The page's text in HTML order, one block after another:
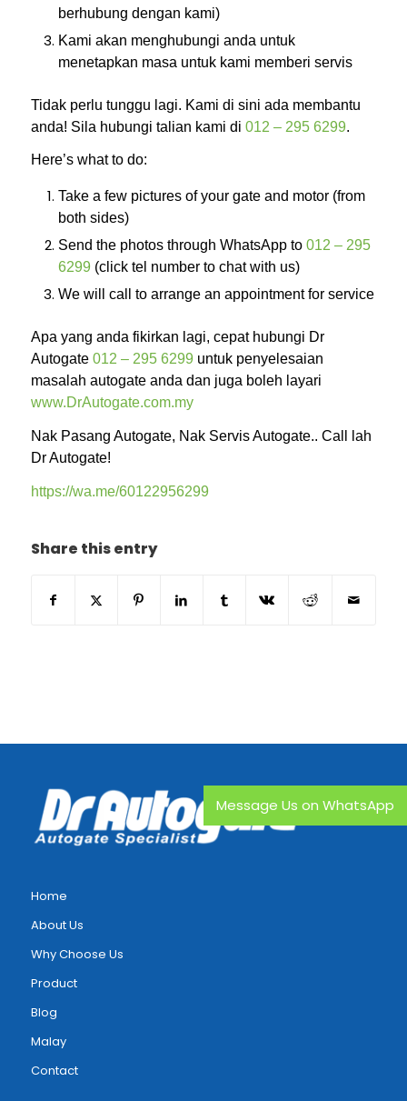
berhubung dengan kami)
Kami akan menghubungi anda untuk
menetapkan masa untuk kami memberi servis
Tidak perlu tunggu lagi. Kami di sini ada membantu
anda! Sila hubungi talian kami di 012 – 295 6299.
Here’s what to do:
Take a few pictures of your gate and motor (from
both sides)
Send the photos through WhatsApp to 012 – 295
6299 (click tel number to chat with us)
We will call to arrange an appointment for service
Apa yang anda fikirkan lagi, cepat hubungi Dr
Autogate 012 – 295 6299 untuk penyelesaian
masalah autogate anda dan juga boleh layari
www.DrAutogate.com.my
Nak Pasang Autogate, Nak Servis Autogate.. Call lah
Dr Autogate!
https://wa.me/60122956299
Share this entry
Home
About Us
Why Choose Us
Product
Blog
Malay
Contact
Message Us on WhatsApp